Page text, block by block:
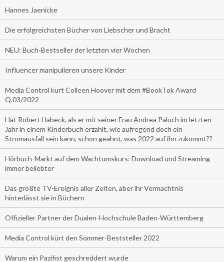
Hannes Jaenicke
Die erfolgreichsten Bücher von Liebscher und Bracht
NEU: Buch-Bestseller der letzten vier Wochen
Influencer manipulieren unsere Kinder
Media Control kürt Colleen Hoover mit dem #BookTok Award
Q.03/2022
Hat Robert Habeck, als er mit seiner Frau Andrea Paluch im letzten
Jahr in einem Kinderbuch erzählt, wie aufregend doch ein
Stromausfall sein kann, schon geahnt, was 2022 auf ihn zukommt??
Hörbuch-Markt auf dem Wachtumskurs: Download und Streaming
immer beliebter
Das größte TV-Ereignis aller Zeiten, aber ihr Vermächtnis
hinterlässt sie in Büchern
Offizieller Partner der Dualen-Hochschule Baden-Württemberg
Media Control kürt den Sommer-Beststeller 2022
Warum ein Pazifist geschreddert wurde